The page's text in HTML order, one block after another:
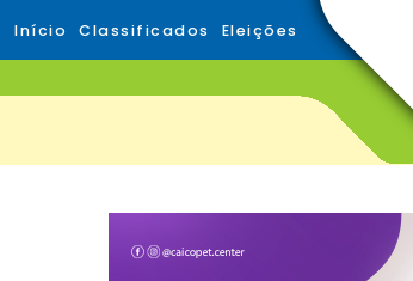
Início Classificados Eleições